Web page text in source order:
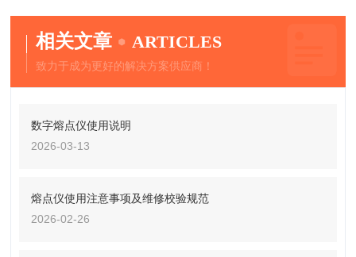
相关文章 ARTICLES
致力于成为更好的解决方案供应商！
数字熔点仪使用说明
2026-03-13
熔点仪使用注意事项及维修校验规范
2026-02-26